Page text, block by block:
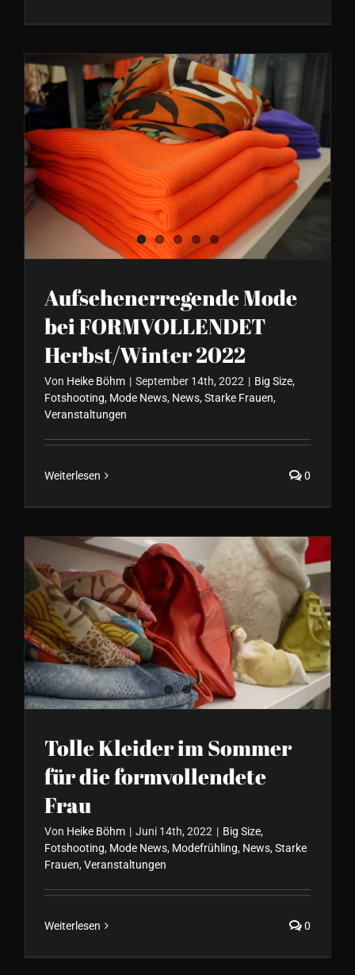
Aufsehenerregende Mode bei
FORMVOLLENDET
Herbst/Winter 2022
Aufsehenerregende Mode
bei FORMVOLLENDET
Herbst/Winter 2022
Von Heike Böhm | September 14th, 2022 | Big Size,
Fotshooting, Mode News, News, Starke Frauen,
Veranstaltungen
Weiterlesen 0
Tolle Kleider im Sommer für
die formvollendete Frau
Tolle Kleider im Sommer
für die formvollendete
Frau
Von Heike Böhm | Juni 14th, 2022 | Big Size,
Fotshooting, Mode News, Modefrühling, News, Starke
Frauen, Veranstaltungen
Weiterlesen 0